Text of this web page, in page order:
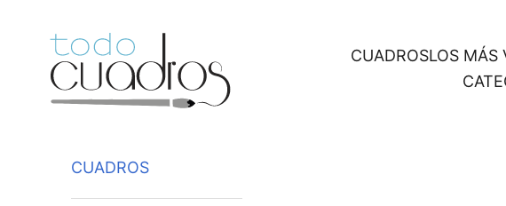
CUADROSLOS MÁS
CUADROS